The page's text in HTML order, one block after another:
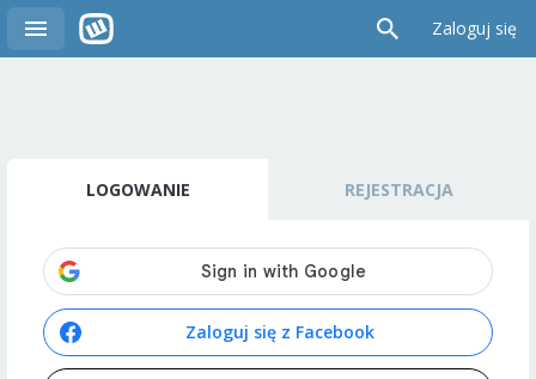
Zaloguj się
LOGOWANIE REJESTRACJA
Zaloguj się z Facebook